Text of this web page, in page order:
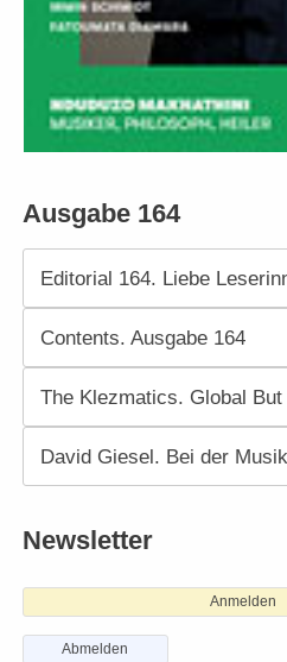
Ausgabe 164
Editorial 164. Liebe
Contents. Ausgabe 164
The Klezmatics. Global But
David Giesel. Bei der
Newsletter
Anmelden
Abmelden